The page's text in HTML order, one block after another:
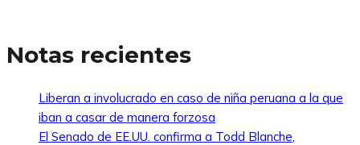
Notas recientes
Liberan a involucrado en caso de niña peruana a la que
iban a casar de manera forzosa
El Senado de EE.UU. confirma a Todd Blanche,